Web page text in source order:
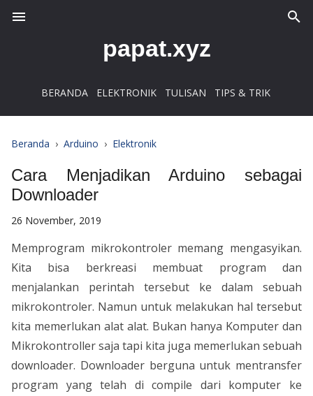
papat.xyz
BERANDA ELEKTRONIK TULISAN TIPS & TRIK
Beranda › Arduino › Elektronik
Cara Menjadikan Arduino sebagai
Downloader
26 November, 2019
Memprogram mikrokontroler memang mengasyikan.
Kita bisa berkreasi membuat program dan
menjalankan perintah tersebut ke dalam sebuah
mikrokontroler. Namun untuk melakukan hal tersebut
kita memerlukan alat alat. Bukan hanya Komputer dan
Mikrokontroller saja tapi kita juga memerlukan sebuah
downloader. Downloader berguna untuk mentransfer
program yang telah di compile dari komputer ke